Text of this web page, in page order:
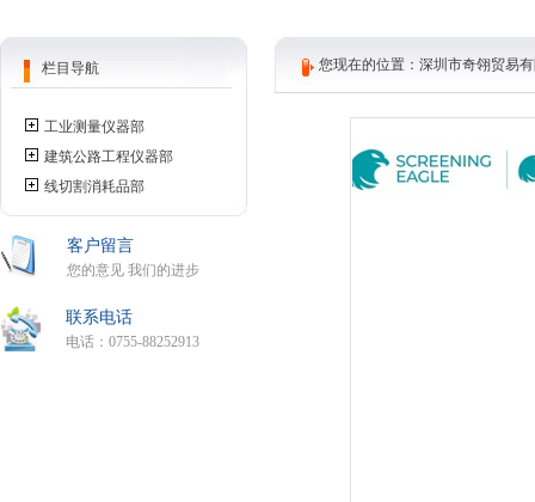
栏目导航
工业测量仪器部
建筑公路工程仪器部
线切割消耗品部
客户留言
您的意见 我们的进步
联系电话
电话：0755-88252913
您现在的位置：深圳市奇翎贸易